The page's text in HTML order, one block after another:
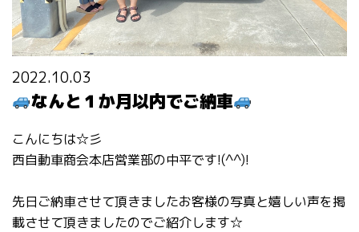
2022.10.03
なんと１か月以内でご納車
こんにちは☆彡
西自動車商会本店営業部の中平です!(^^)!
先日ご納車させて頂きましたお客様の写真と嬉しい声を掲
載させて頂きましたのでご紹介します☆